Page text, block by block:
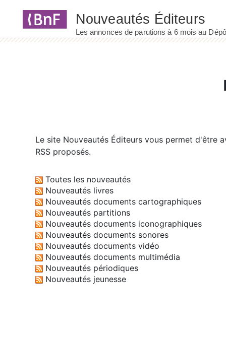
Le site Nouveautés Éditeurs vous permet d'être
RSS proposés.
Toutes les nouveautés
Nouveautés livres
Nouveautés documents cartographiques
Nouveautés partitions
Nouveautés documents iconographiques
Nouveautés documents sonores
Nouveautés documents vidéo
Nouveautés documents multimédia
Nouveautés périodiques
Nouveautés jeunesse